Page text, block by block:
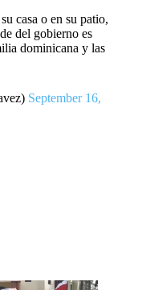
casa o en su patio,
del gobierno es
dominicana y las
September 16,